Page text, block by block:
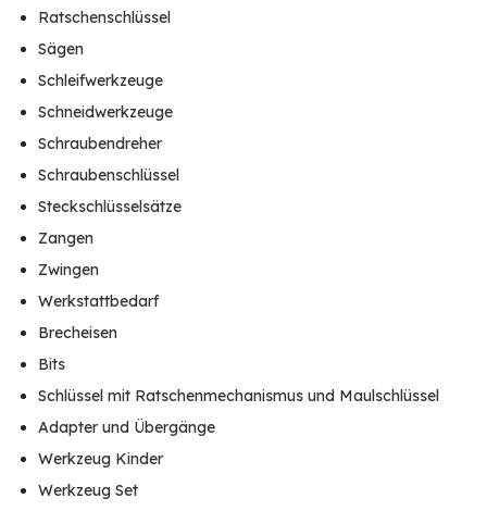
Ratschenschlüssel
Sägen
Schleifwerkzeuge
Schneidwerkzeuge
Schraubendreher
Schraubenschlüssel
Steckschlüsselsätze
Zangen
Zwingen
Werkstattbedarf
Brecheisen
Bits
Schlüssel mit Ratschenmechanismus und Maulschlüssel
Adapter und Übergänge
Werkzeug Kinder
Werkzeug Set